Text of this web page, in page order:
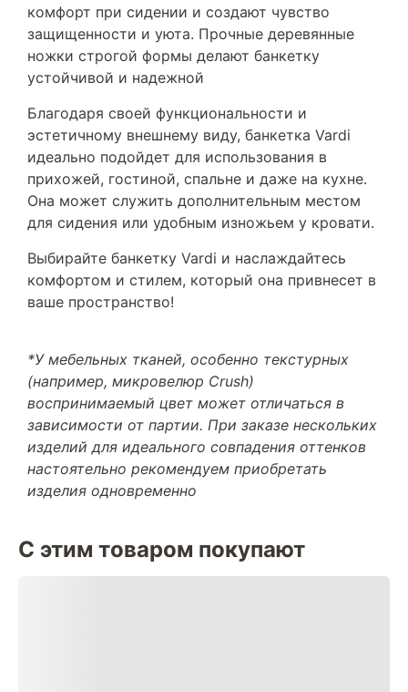
комфорт при сидении и создают чувство
защищенности и уюта. Прочные деревянные
ножки строгой формы делают банкетку
устойчивой и надежной
Благодаря своей функциональности и
эстетичному внешнему виду, банкетка Vardi
идеально подойдет для использования в
прихожей, гостиной, спальне и даже на кухне.
Она может служить дополнительным местом
для сидения или удобным изножьем у кровати.
Выбирайте банкетку Vardi и наслаждайтесь
комфортом и стилем, который она привнесет в
ваше пространство!
*У мебельных тканей, особенно текстурных
(например, микровелюр Crush)
воспринимаемый цвет может отличаться в
зависимости от партии. При заказе нескольких
изделий для идеального совпадения оттенков
настоятельно рекомендуем приобретать
изделия одновременно
С этим товаром покупают